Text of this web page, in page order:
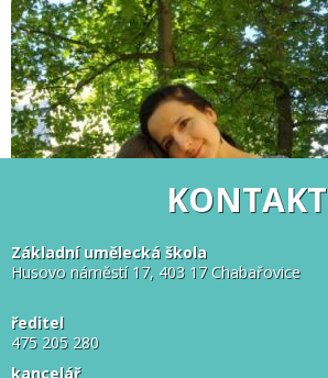
KONTAKT
Základní umělecká škola
Husovo náměstí 17, 403 17 Chabařovice
ředitel
475 205 280
kancelář